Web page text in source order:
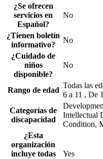
¿Se ofrecen
servicios en
Español?
No
¿Tienen boletín
informativo?
No
¿Cuidado de
niños
disponible?
No
Rango de edad
Todas las
6 a 11 , De
Categorías de
discapacidad
Intellectual
Condition,
¿Esta
organización
incluye todas
Yes